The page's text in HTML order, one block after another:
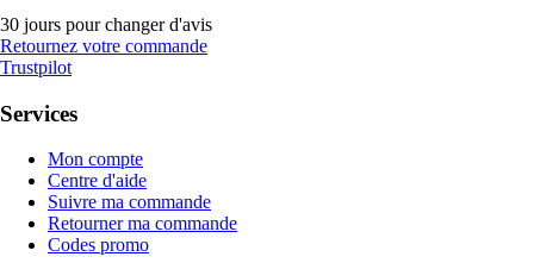
30 jours pour changer d'avis
Retournez votre commande
Trustpilot
Services
Mon compte
Centre d'aide
Suivre ma commande
Retourner ma commande
Codes promo